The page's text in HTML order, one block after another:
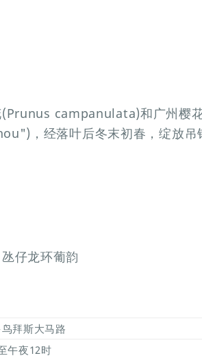
(Prunus campanulata)和广州樱
，经落叶后冬末初春，绽放吊
仔龙环葡韵
拜斯大马路
午夜12时